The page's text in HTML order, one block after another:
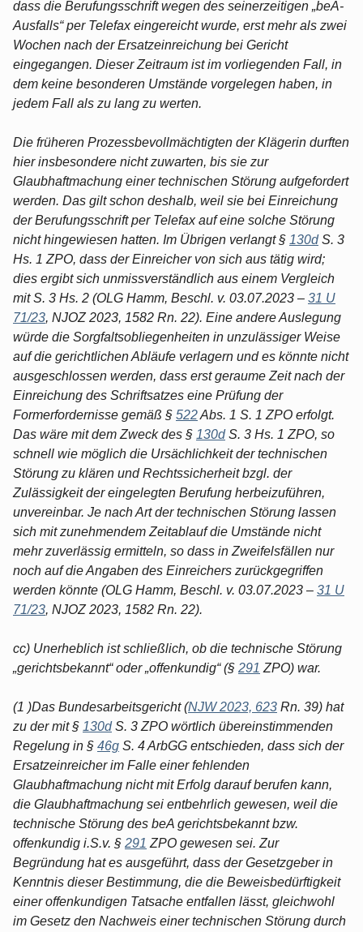
dass die Berufungsschrift wegen des seinerzeitigen „beA-
Ausfalls“ per Telefax eingereicht wurde, erst mehr als zwei
Wochen nach der Ersatzeinreichung bei Gericht
eingegangen. Dieser Zeitraum ist im vorliegenden Fall, in
dem keine besonderen Umstände vorgelegen haben, in
jedem Fall als zu lang zu werten.
Die früheren Prozessbevollmächtigten der Klägerin durften
hier insbesondere nicht zuwarten, bis sie zur
Glaubhaftmachung einer technischen Störung aufgefordert
werden. Das gilt schon deshalb, weil sie bei Einreichung
der Berufungsschrift per Telefax auf eine solche Störung
nicht hingewiesen hatten. Im Übrigen verlangt § 130dS. 3
Hs. 1 ZPO, dass der Einreicher von sich aus tätig wird;
dies ergibt sich unmissverständlich aus einem Vergleich
mit S. 3 Hs. 2 (OLG Hamm, Beschl. v. 03.07.2023 – 31 U
71/23, NJOZ 2023, 1582 Rn. 22). Eine andere Auslegung
würde die Sorgfaltsobliegenheiten in unzulässiger Weise
auf die gerichtlichen Abläufe verlagern und es könnte nicht
ausgeschlossen werden, dass erst geraume Zeit nach der
Einreichung des Schriftsatzes eine Prüfung der
Formerfordernisse gemäß § 522Abs. 1 S. 1 ZPO erfolgt.
Das wäre mit dem Zweck des § 130dS. 3 Hs. 1 ZPO, so
schnell wie möglich die Ursächlichkeit der technischen
Störung zu klären und Rechtssicherheit bzgl. der
Zulässigkeit der eingelegten Berufung herbeizuführen,
unvereinbar. Je nach Art der technischen Störung lassen
sich mit zunehmendem Zeitablauf die Umstände nicht
mehr zuverlässig ermitteln, so dass in Zweifelsfällen nur
noch auf die Angaben des Einreichers zurückgegriffen
werden könnte (OLG Hamm, Beschl. v. 03.07.2023 – 31 U
71/23, NJOZ 2023, 1582 Rn. 22).
cc) Unerheblich ist schließlich, ob die technische Störung
„gerichtsbekannt“ oder „offenkundig“ (§ 291 ZPO) war.
(1 )Das Bundesarbeitsgericht (NJW 2023, 623 Rn. 39) hat
zu der mit § 130dS. 3 ZPO wörtlich übereinstimmenden
Regelung in § 46g S. 4 ArbGG entschieden, dass sich der
Ersatzeinreicher im Falle einer fehlenden
Glaubhaftmachung nicht mit Erfolg darauf berufen kann,
die Glaubhaftmachung sei entbehrlich gewesen, weil die
technische Störung des beA gerichtsbekannt bzw.
offenkundig i.S.v. § 291 ZPO gewesen sei. Zur
Begründung hat es ausgeführt, dass der Gesetzgeber in
Kenntnis dieser Bestimmung, die die Beweisbedürftigkeit
einer offenkundigen Tatsache entfallen lässt, gleichwohl
im Gesetz den Nachweis einer technischen Störung durch